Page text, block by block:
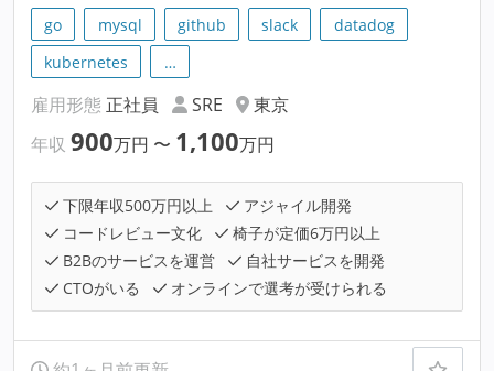
go mysql github slack
datadog
kubernetes
…
雇用形態 正社員 SRE
東京
年収 900万円 〜 1,100万円
下限年収500万円以上
アジャイル開発
コードレビュー文化
椅子が定価6万円以上
B2Bのサービスを運営
自社サービスを開発
CTOがいる
オンラインで選考が受けられる